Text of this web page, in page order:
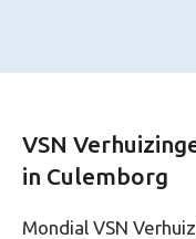
VSN
in Culemborg
Mondial VSN